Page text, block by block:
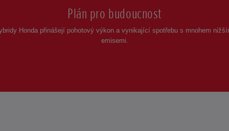
Plán pro budoucnost
Honda přinášejí pohotový výkon a vynikající spotřebu s mnohem
emisemi.